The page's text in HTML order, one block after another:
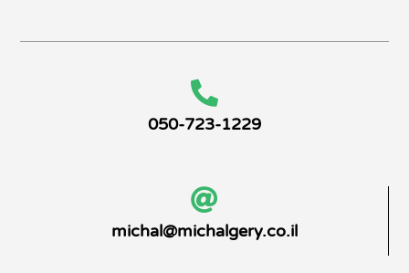
050-723-1229
michal@michalgery.co.il